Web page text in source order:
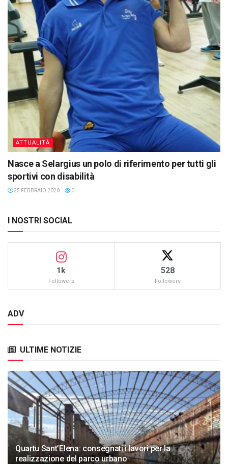
ATTUALITÀ
Nasce a Selargius un polo di riferimento per tutti gli
sportivi con disabilità
25 FEBBRAIO 2020 0
I NOSTRI SOCIAL
1k
Followers
528
Followers
ADV
ULTIME NOTIZIE
Quartu Sant’Elena: consegnati i lavori per la
realizzazione del parco urbano